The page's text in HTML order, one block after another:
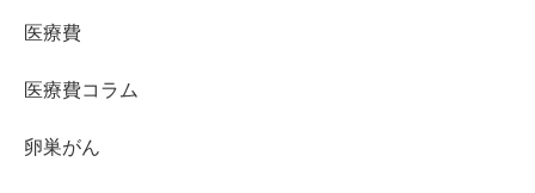
医療費
医療費コラム
卵巣がん